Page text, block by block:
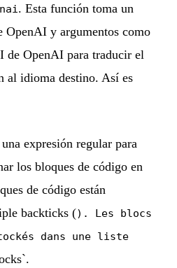
. Esta función toma un
OpenAI y argumentos como
de OpenAI para traducir el
al idioma destino. Así es
expresión regular para
los bloques de código en
de código están
backticks (). Les blocs
dans une liste